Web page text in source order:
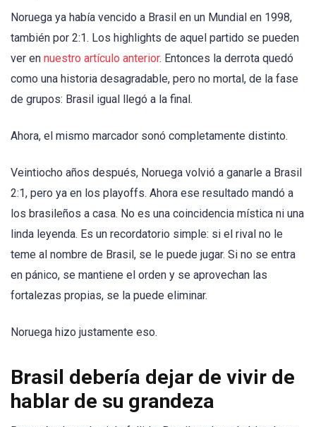
Noruega ya había vencido a Brasil en un Mundial en 1998,
también por 2:1. Los highlights de aquel partido se pueden
ver en nuestro artículo anterior. Entonces la derrota quedó
como una historia desagradable, pero no mortal, de la fase
de grupos: Brasil igual llegó a la final.
Ahora, el mismo marcador sonó completamente distinto.
Veintiocho años después, Noruega volvió a ganarle a Brasil
2:1, pero ya en los playoffs. Ahora ese resultado mandó a
los brasileños a casa. No es una coincidencia mística ni una
linda leyenda. Es un recordatorio simple: si el rival no le
teme al nombre de Brasil, se le puede jugar. Si no se entra
en pánico, se mantiene el orden y se aprovechan las
fortalezas propias, se la puede eliminar.
Noruega hizo justamente eso.
Brasil debería dejar de vivir de
hablar de su grandeza